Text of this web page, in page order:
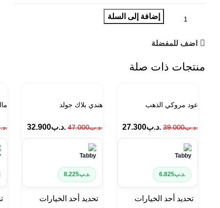
إضافة إلى السلة
اضف للمفضلة
منتجات ذات صلة
عود مروكي الذهب
.د.ب39.000 .د.ب27.300
.د.ب6.825
تحديد أحد الخيارات
هندي بلاك جولد
.د.ب47.000 .د.ب32.900
.د.ب8.225
تحديد أحد الخيارات